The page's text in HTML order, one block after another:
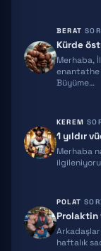
TB500
TRIPTORELIN
ACE031
HGH
GNRH
MGF
BERAT
Kürde
Merhaba,
enantathe
Büyüme…
KEREM
Merhaba
POLAT
haftalık